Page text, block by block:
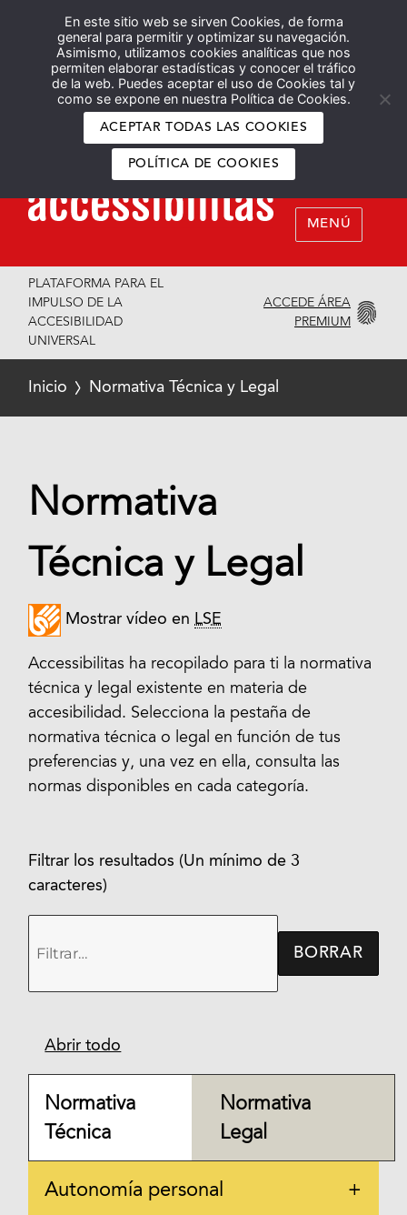
En este sitio web se sirven Cookies, de forma
general para permitir y optimizar su navegación.
Asimismo, utilizamos cookies analíticas que nos
permiten elaborar estadísticas y conocer el tráfico
de la web. Puedes aceptar el uso de Cookies tal y
como se expone en nuestra Política de Cookies.
ACEPTAR TODAS LAS COOKIES
POLÍTICA DE COOKIES
Español English
MENÚ
PLATAFORMA PARA EL
IMPULSO DE LA
ACCESIBILIDAD
UNIVERSAL
ACCEDE ÁREA
PREMIUM
Inicio Normativa Técnica y Legal
Normativa
Técnica y Legal
Mostrar vídeo en LSE
Accessibilitas ha recopilado para ti la normativa
técnica y legal existente en materia de
accesibilidad. Selecciona la pestaña de
normativa técnica o legal en función de tus
preferencias y, una vez en ella, consulta las
normas disponibles en cada categoría.
Filtrar los resultados (Un mínimo de 3
caracteres)
BORRAR
Abrir todo
Normativa
Técnica
Normativa
Legal
Autonomía personal +